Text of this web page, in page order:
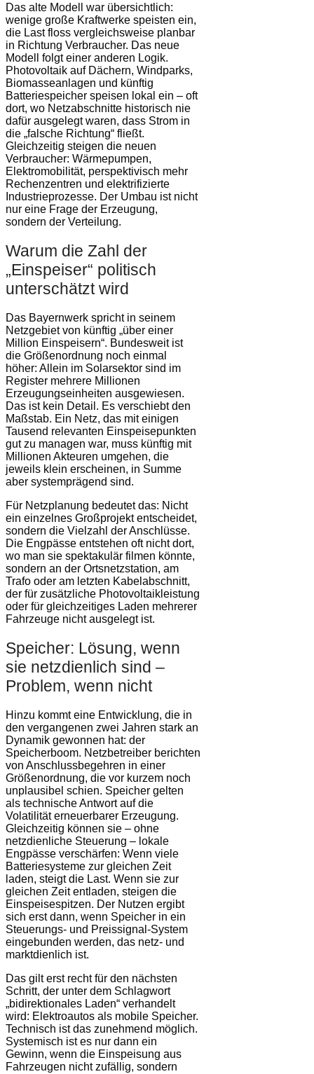
Das alte Modell war übersichtlich:
wenige große Kraftwerke speisten ein,
die Last floss vergleichsweise planbar
in Richtung Verbraucher. Das neue
Modell folgt einer anderen Logik.
Photovoltaik auf Dächern, Windparks,
Biomasseanlagen und künftig
Batteriespeicher speisen lokal ein – oft
dort, wo Netzabschnitte historisch nie
dafür ausgelegt waren, dass Strom in
die „falsche Richtung“ fließt.
Gleichzeitig steigen die neuen
Verbraucher: Wärmepumpen,
Elektromobilität, perspektivisch mehr
Rechenzentren und elektrifizierte
Industrieprozesse. Der Umbau ist nicht
nur eine Frage der Erzeugung,
sondern der Verteilung.
Warum die Zahl der
„Einspeiser“ politisch
unterschätzt wird
Das Bayernwerk spricht in seinem
Netzgebiet von künftig „über einer
Million Einspeisern“. Bundesweit ist
die Größenordnung noch einmal
höher: Allein im Solarsektor sind im
Register mehrere Millionen
Erzeugungseinheiten ausgewiesen.
Das ist kein Detail. Es verschiebt den
Maßstab. Ein Netz, das mit einigen
Tausend relevanten Einspeisepunkten
gut zu managen war, muss künftig mit
Millionen Akteuren umgehen, die
jeweils klein erscheinen, in Summe
aber systemprägend sind.
Für Netzplanung bedeutet das: Nicht
ein einzelnes Großprojekt entscheidet,
sondern die Vielzahl der Anschlüsse.
Die Engpässe entstehen oft nicht dort,
wo man sie spektakulär filmen könnte,
sondern an der Ortsnetzstation, am
Trafo oder am letzten Kabelabschnitt,
der für zusätzliche Photovoltaikleistung
oder für gleichzeitiges Laden mehrerer
Fahrzeuge nicht ausgelegt ist.
Speicher: Lösung, wenn
sie netzdienlich sind –
Problem, wenn nicht
Hinzu kommt eine Entwicklung, die in
den vergangenen zwei Jahren stark an
Dynamik gewonnen hat: der
Speicherboom. Netzbetreiber berichten
von Anschlussbegehren in einer
Größenordnung, die vor kurzem noch
unplausibel schien. Speicher gelten
als technische Antwort auf die
Volatilität erneuerbarer Erzeugung.
Gleichzeitig können sie – ohne
netzdienliche Steuerung – lokale
Engpässe verschärfen: Wenn viele
Batteriesysteme zur gleichen Zeit
laden, steigt die Last. Wenn sie zur
gleichen Zeit entladen, steigen die
Einspeisespitzen. Der Nutzen ergibt
sich erst dann, wenn Speicher in ein
Steuerungs- und Preissignal-System
eingebunden werden, das netz- und
marktdienlich ist.
Das gilt erst recht für den nächsten
Schritt, der unter dem Schlagwort
„bidirektionales Laden“ verhandelt
wird: Elektroautos als mobile Speicher.
Technisch ist das zunehmend möglich.
Systemisch ist es nur dann ein
Gewinn, wenn die Einspeisung aus
Fahrzeugen nicht zufällig, sondern